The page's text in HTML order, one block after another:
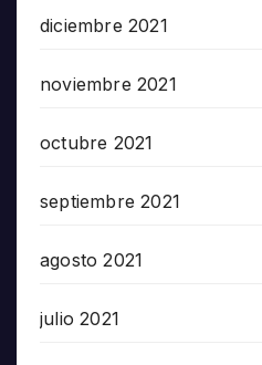
diciembre 2021
noviembre 2021
octubre 2021
septiembre 2021
agosto 2021
julio 2021